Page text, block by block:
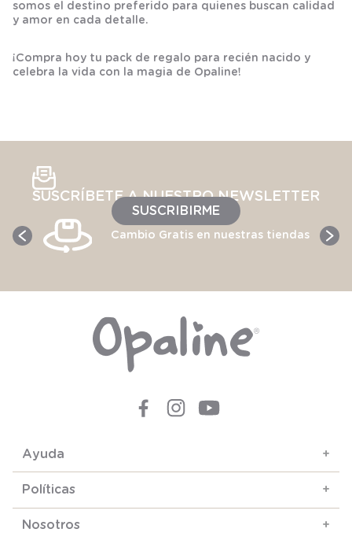
somos el destino preferido para quienes buscan calidad
y amor en cada detalle.
¡Compra hoy tu pack de regalo para recién nacido y
celebra la vida con la magia de Opaline!
SUSCRÍBETE A NUESTRO NEWSLETTER
SUSCRIBIRME
Cambio Gratis en nuestras tiendas
Ayuda +
Políticas +
Nosotros +